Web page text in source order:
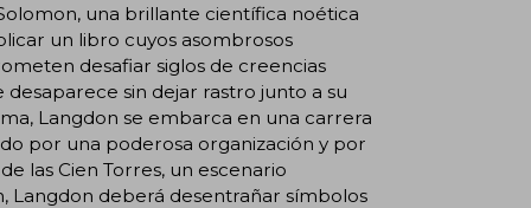
una brillante científica noética
un libro cuyos asombrosos
desafiar siglos de creencias
sin dejar rastro junto a su
Langdon se embarca en una carrera
por una poderosa organización y por
las Cien Torres, un escenario
Langdon deberá desentrañar símbolos